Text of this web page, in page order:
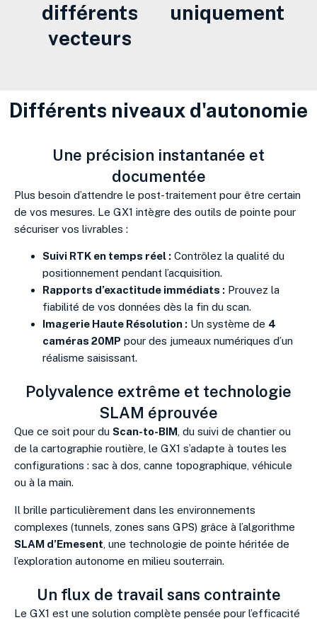
différents
vecteurs
uniquement
Différents niveaux d'autonomie
Une précision instantanée et
documentée
Plus besoin d’attendre le post-traitement pour être certain
de vos mesures. Le GX1 intègre des outils de pointe pour
sécuriser vos livrables :
Suivi RTK en temps réel : Contrôlez la qualité du
positionnement pendant l’acquisition.
Rapports d’exactitude immédiats : Prouvez la
fiabilité de vos données dès la fin du scan.
Imagerie Haute Résolution : Un système de 4
caméras 20MP pour des jumeaux numériques d’un
réalisme saisissant.
Polyvalence extrême et technologie
SLAM éprouvée
Que ce soit pour du Scan-to-BIM, du suivi de chantier ou
de la cartographie routière, le GX1 s’adapte à toutes les
configurations : sac à dos, canne topographique, véhicule
ou à la main.
Il brille particulièrement dans les environnements
complexes (tunnels, zones sans GPS) grâce à l’algorithme
SLAM d’Emesent , une technologie de pointe héritée de
l’exploration autonome en milieu souterrain.
Un flux de travail sans contrainte
Le GX1 est une solution complète pensée pour l’efficacité